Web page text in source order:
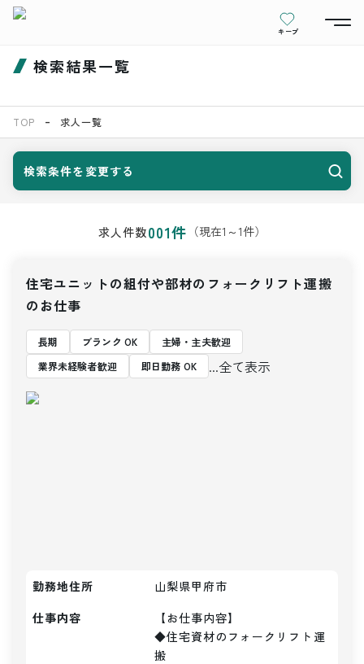
キープ
検索結果一覧
TOP 求人一覧
検索条件を変更する
求人件数001件 （現在1 ～1件）
住宅ユニットの組付や部材のフォークリフト運搬
のお仕事
長期 ブランク OK
主婦・主夫歓迎
業界未経験者歓迎
即日勤務 OK ...全て表示
勤務地住所
山梨県甲府市
仕事内容
【お仕事内容】
◆住宅資材のフォークリフト運
搬